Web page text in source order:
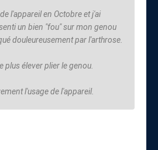
l'appareil en Octobre et j'ai
un bien "fou" sur mon genou
douleureusement par l'arthrose.
plus élever plier le genou.
l'usage de l'appareil.